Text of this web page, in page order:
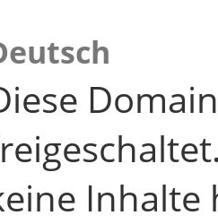
Inhalte